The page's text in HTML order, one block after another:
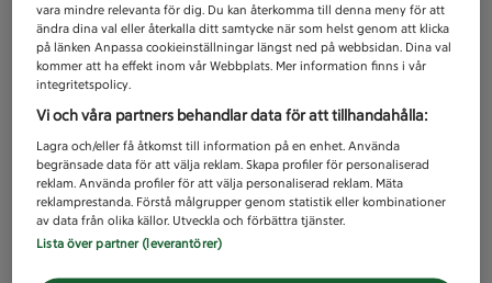
vara mindre relevanta för dig. Du kan återkomma till denna meny för att
ändra dina val eller återkalla ditt samtycke när som helst genom att klicka
på länken Anpassa cookieinställningar längst ned på webbsidan. Dina val
kommer att ha effekt inom vår Webbplats. Mer information finns i vår
integritetspolicy.
Vi och våra partners behandlar data för att tillhandahålla:
Lagra och/eller få åtkomst till information på en enhet. Använda
begränsade data för att välja reklam. Skapa profiler för personaliserad
reklam. Använda profiler för att välja personaliserad reklam. Mäta
reklamprestanda. Förstå målgrupper genom statistik eller kombinationer
av data från olika källor. Utveckla och förbättra tjänster.
Lista över partner (leverantörer)